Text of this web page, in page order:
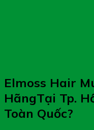
Elmoss Hair
HãngTại Tp.
Toàn Quốc?